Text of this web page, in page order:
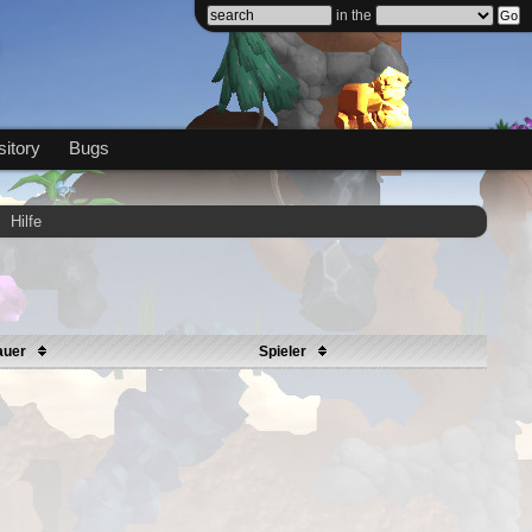
in the
Bugs
Hilfe
Spieler